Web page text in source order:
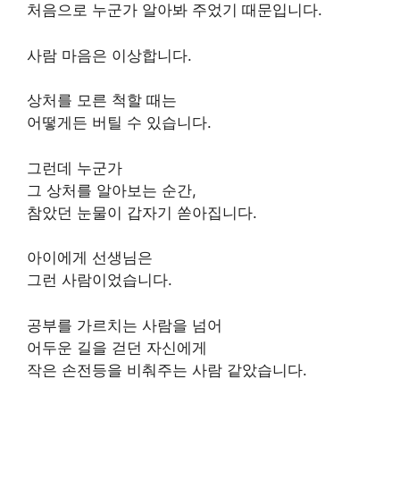
처음으로 누군가 알아봐 주었기 때문입니다.
사람 마음은 이상합니다.
상처를 모른 척할 때는
어떻게든 버틸 수 있습니다.
그런데 누군가
그 상처를 알아보는 순간,
참았던 눈물이 갑자기 쏟아집니다.
아이에게 선생님은
그런 사람이었습니다.
공부를 가르치는 사람을 넘어
어두운 길을 걷던 자신에게
작은 손전등을 비춰주는 사람 같았습니다.